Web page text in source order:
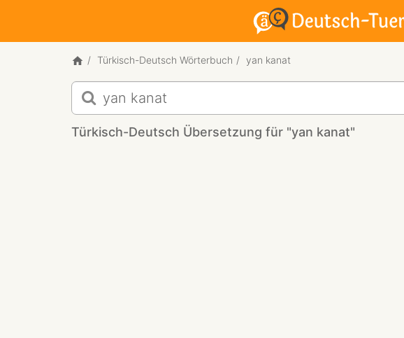
Türkisch-Deutsch Wörterbuch yan kanat
Türkisch-
Deutsch
Übersetzung
für
Türkisch-Deutsch Übersetzung für "yan kanat"